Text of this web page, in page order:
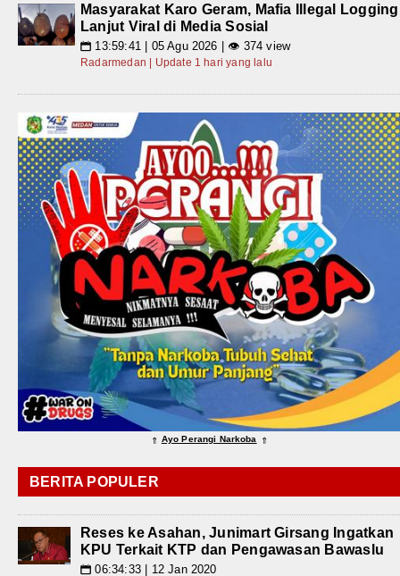
Masyarakat Karo Geram, Mafia Illegal Logging
Lanjut Viral di Media Sosial
📅 13:59:41 | 05 Agu 2026 | 👁 374 view
Radarmedan | Update 1 hari yang lalu
⇑ Ayo Perangi Narkoba ⇑
BERITA POPULER
Reses ke Asahan, Junimart Girsang Ingatkan
KPU Terkait KTP dan Pengawasan Bawaslu
📅 06:34:33 | 12 Jan 2020